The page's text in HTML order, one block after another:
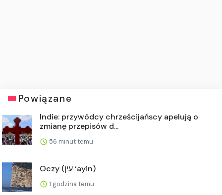
Powiązane
Indie: przywódcy chrześcijańscy apelują o
zmianę przepisów d...
56 minut temu
Oczy (עַיִן ‘ayin)
1 godzina temu